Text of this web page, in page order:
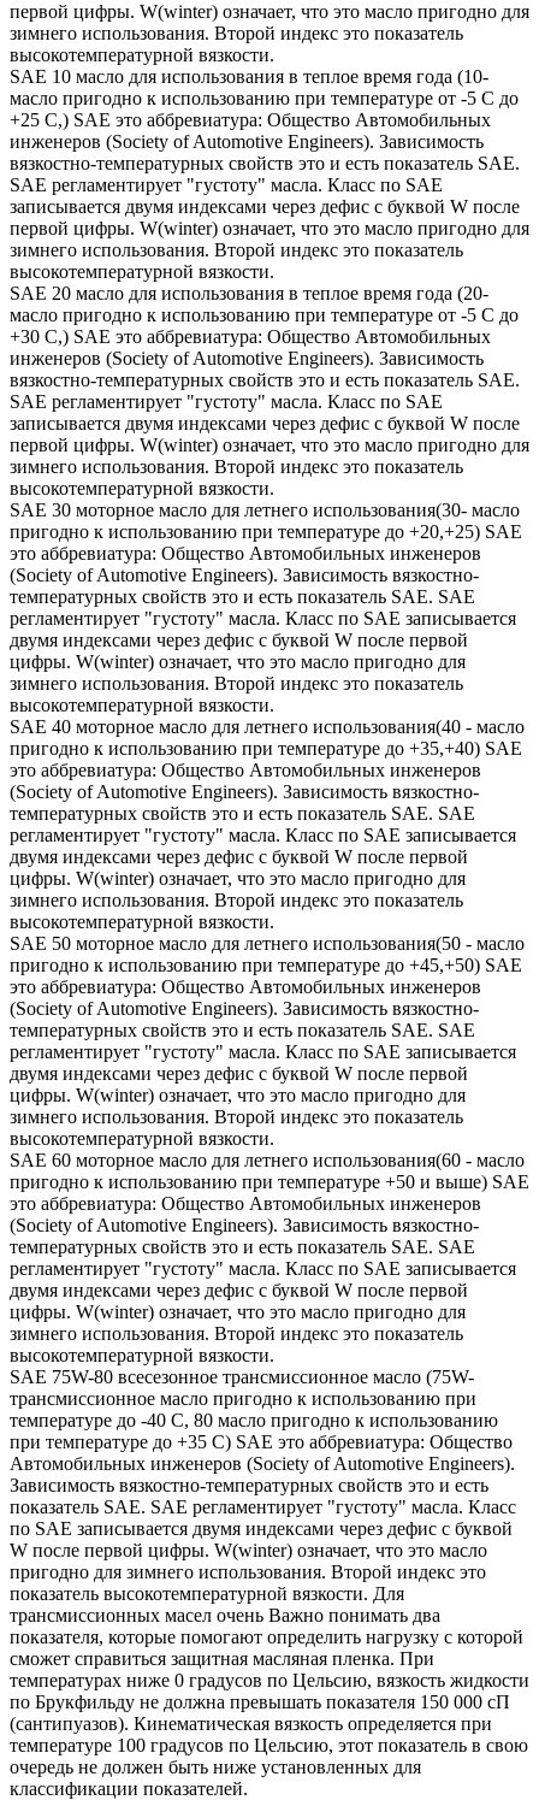
первой цифры. W(winter) означает, что это масло пригодно для
зимнего использования. Второй индекс это показатель
высокотемпературной вязкости.
SAE 10 масло для использования в теплое время года (10-
масло пригодно к использованию при температуре от -5 С до
+25 С,) SAE это аббревиатура: Общество Автомобильных
инженеров (Society of Automotive Engineers). Зависимость
вязкостно-температурных свойств это и есть показатель SAE.
SAE регламентирует "густоту" масла. Класс по SAE
записывается двумя индексами через дефис с буквой W после
первой цифры. W(winter) означает, что это масло пригодно для
зимнего использования. Второй индекс это показатель
высокотемпературной вязкости.
SAE 20 масло для использования в теплое время года (20-
масло пригодно к использованию при температуре от -5 С до
+30 С,) SAE это аббревиатура: Общество Автомобильных
инженеров (Society of Automotive Engineers). Зависимость
вязкостно-температурных свойств это и есть показатель SAE.
SAE регламентирует "густоту" масла. Класс по SAE
записывается двумя индексами через дефис с буквой W после
первой цифры. W(winter) означает, что это масло пригодно для
зимнего использования. Второй индекс это показатель
высокотемпературной вязкости.
SAE 30 моторное масло для летнего использования(30- масло
пригодно к использованию при температуре до +20,+25) SAE
это аббревиатура: Общество Автомобильных инженеров
(Society of Automotive Engineers). Зависимость вязкостно-
температурных свойств это и есть показатель SAE. SAE
регламентирует "густоту" масла. Класс по SAE записывается
двумя индексами через дефис с буквой W после первой
цифры. W(winter) означает, что это масло пригодно для
зимнего использования. Второй индекс это показатель
высокотемпературной вязкости.
SAE 40 моторное масло для летнего использования(40 - масло
пригодно к использованию при температуре до +35,+40) SAE
это аббревиатура: Общество Автомобильных инженеров
(Society of Automotive Engineers). Зависимость вязкостно-
температурных свойств это и есть показатель SAE. SAE
регламентирует "густоту" масла. Класс по SAE записывается
двумя индексами через дефис с буквой W после первой
цифры. W(winter) означает, что это масло пригодно для
зимнего использования. Второй индекс это показатель
высокотемпературной вязкости.
SAE 50 моторное масло для летнего использования(50 - масло
пригодно к использованию при температуре до +45,+50) SAE
это аббревиатура: Общество Автомобильных инженеров
(Society of Automotive Engineers). Зависимость вязкостно-
температурных свойств это и есть показатель SAE. SAE
регламентирует "густоту" масла. Класс по SAE записывается
двумя индексами через дефис с буквой W после первой
цифры. W(winter) означает, что это масло пригодно для
зимнего использования. Второй индекс это показатель
высокотемпературной вязкости.
SAE 60 моторное масло для летнего использования(60 - масло
пригодно к использованию при температуре +50 и выше) SAE
это аббревиатура: Общество Автомобильных инженеров
(Society of Automotive Engineers). Зависимость вязкостно-
температурных свойств это и есть показатель SAE. SAE
регламентирует "густоту" масла. Класс по SAE записывается
двумя индексами через дефис с буквой W после первой
цифры. W(winter) означает, что это масло пригодно для
зимнего использования. Второй индекс это показатель
высокотемпературной вязкости.
SAE 75W-80 всесезонное трансмиссионное масло (75W-
трансмиссионное масло пригодно к использованию при
температуре до -40 С, 80 масло пригодно к использованию
при температуре до +35 С) SAE это аббревиатура: Общество
Автомобильных инженеров (Society of Automotive Engineers).
Зависимость вязкостно-температурных свойств это и есть
показатель SAE. SAE регламентирует "густоту" масла. Класс
по SAE записывается двумя индексами через дефис с буквой
W после первой цифры. W(winter) означает, что это масло
пригодно для зимнего использования. Второй индекс это
показатель высокотемпературной вязкости. Для
трансмиссионных масел очень Важно понимать два
показателя, которые помогают определить нагрузку с которой
сможет справиться защитная масляная пленка. При
температурах ниже 0 градусов по Цельсию, вязкость жидкости
по Брукфильду не должна превышать показателя 150 000 сП
(сантипуазов). Кинематическая вязкость определяется при
температуре 100 градусов по Цельсию, этот показатель в свою
очередь не должен быть ниже установленных для
классификации показателей.